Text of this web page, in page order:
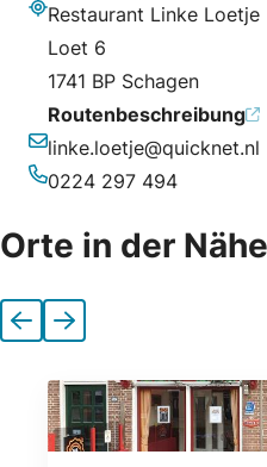
Restaurant Linke Loetje
Loet 6
1741 BP Schagen
Routenbeschreibung
E-Mail-Adresse
linke.loetje@quicknet.nl
0224 297 494
Orte in der Nähe
VorherigeNächste